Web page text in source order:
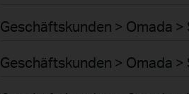
Geschäftskunden > Omada
Geschäftskunden > Omada